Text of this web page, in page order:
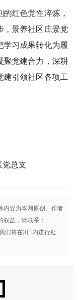
红色党性淬炼，
，景养社区庄景党
学习成果转化为履
聚党建合力，深耕
建引领社区各项工
总支
内容为本网原创、作者
益，请联系：
将在3日内进行处